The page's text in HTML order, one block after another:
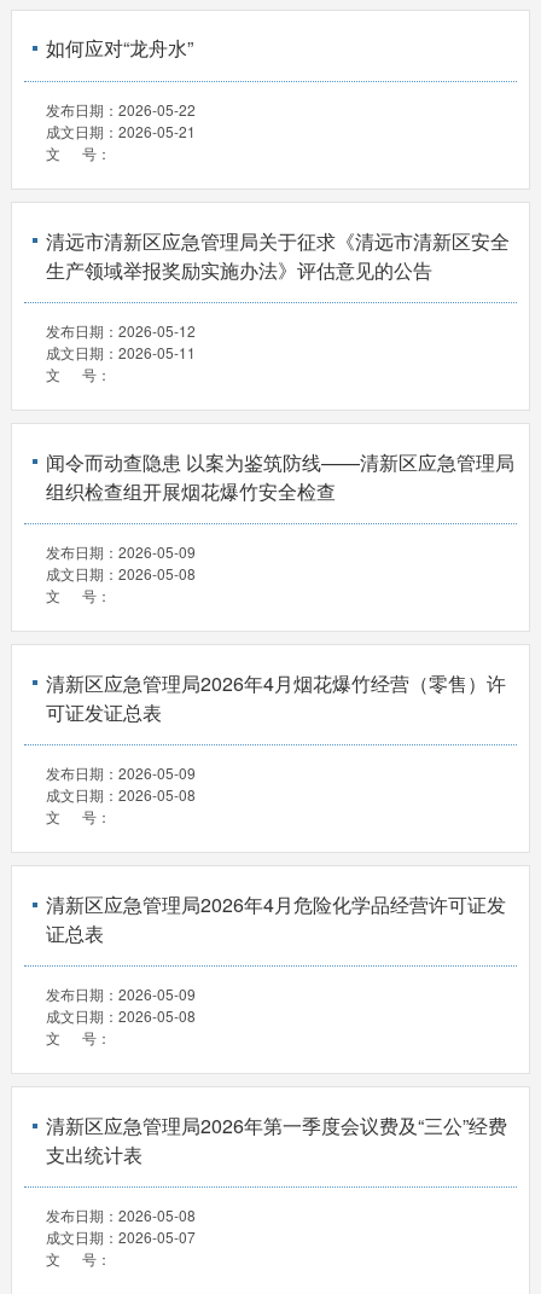
如何应对“龙舟水”
发布日期： 2026-05-22
成文日期： 2026-05-21
文 号：
清远市清新区应急管理局关于征求《清远市清新区安全
生产领域举报奖励实施办法》评估意见的公告
发布日期： 2026-05-12
成文日期： 2026-05-11
文 号：
闻令而动查隐患 以案为鉴筑防线——清新区应急管理局
组织检查组开展烟花爆竹安全检查
发布日期： 2026-05-09
成文日期： 2026-05-08
文 号：
清新区应急管理局2026年4月烟花爆竹经营（零售）许
可证发证总表
发布日期： 2026-05-09
成文日期： 2026-05-08
文 号：
清新区应急管理局2026年4月危险化学品经营许可证发
证总表
发布日期： 2026-05-09
成文日期： 2026-05-08
文 号：
清新区应急管理局2026年第一季度会议费及“三公”经费
支出统计表
发布日期： 2026-05-08
成文日期： 2026-05-07
文 号：